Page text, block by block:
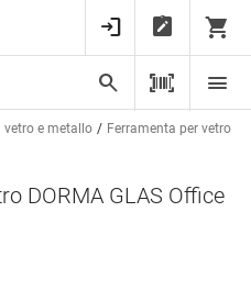
vetro e metallo Ferramenta per vetro
DORMA GLAS Office